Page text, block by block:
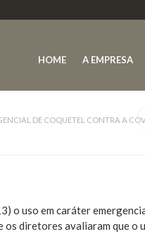
HOME A EMPRESA
DE COQUETEL CONTRA A
o uso em caráter
os diretores avaliaram que o